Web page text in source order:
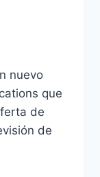
nuevo
que
de
de